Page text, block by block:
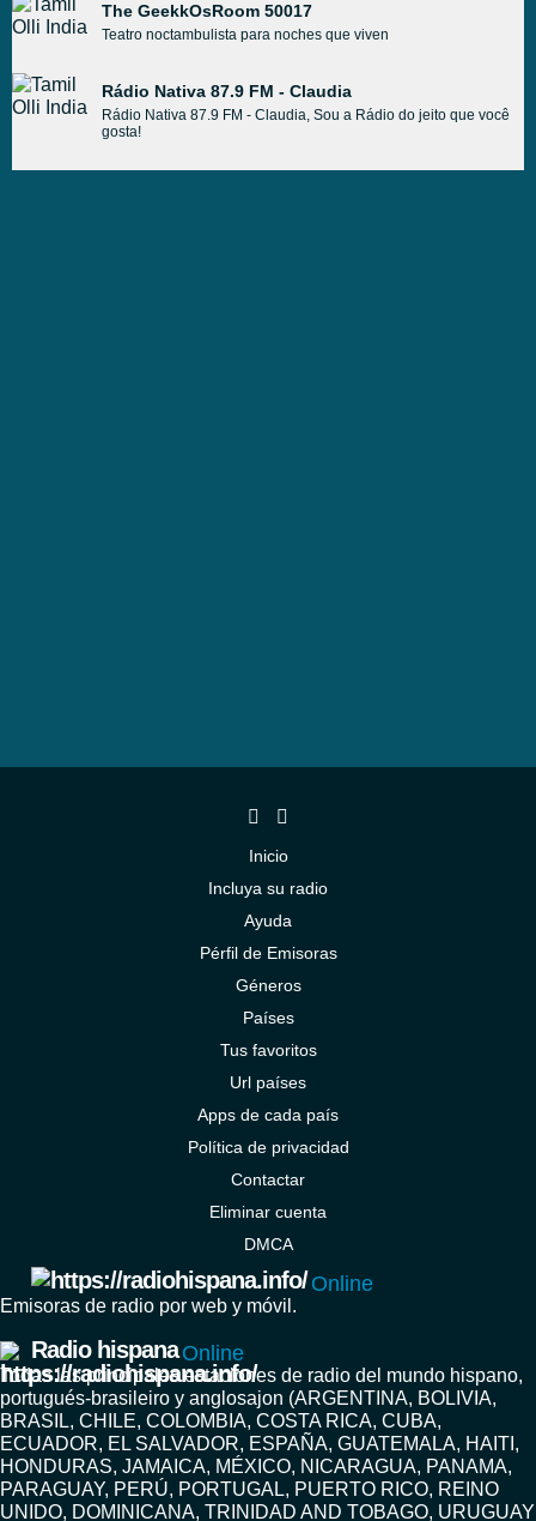
The GeekkOsRoom 50017
Teatro noctambulista para noches que viven
Rádio Nativa 87.9 FM - Claudia
Rádio Nativa 87.9 FM - Claudia, Sou a Rádio do jeito que você
gosta!
Inicio
Incluya su radio
Ayuda
Pérfil de Emisoras
Géneros
Países
Tus favoritos
Url países
Apps de cada país
Política de privacidad
Contactar
Eliminar cuenta
DMCA
Online
Emisoras de radio por web y móvil.
Radio hispana Online
Todas las principales estaciones de radio del mundo hispano,
portugués-brasileiro y anglosajon (ARGENTINA, BOLIVIA,
BRASIL, CHILE, COLOMBIA, COSTA RICA, CUBA,
ECUADOR, EL SALVADOR, ESPAÑA, GUATEMALA, HAITI,
HONDURAS, JAMAICA, MÉXICO, NICARAGUA, PANAMA,
PARAGUAY, PERÚ, PORTUGAL, PUERTO RICO, REINO
UNIDO, DOMINICANA, TRINIDAD AND TOBAGO, URUGUAY